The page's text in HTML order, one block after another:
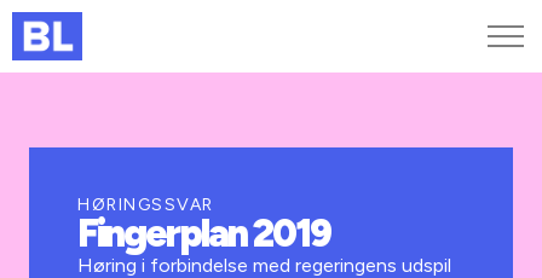
Kurser og arrangementer
Jobportalen
HØRINGSSVAR
Fingerplan 2019
Høring i forbindelse med regeringens udspil